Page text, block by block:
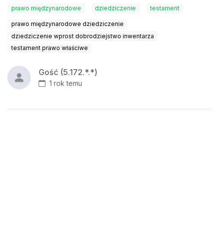
prawo międzynarodowe dziedziczenie testament
prawo międzynarodowe dziedziczenie
dziedziczenie wprost dobrodziejstwo inwentarza
testament prawo właściwe
Gość (5.172.*.*)
1 rok temu